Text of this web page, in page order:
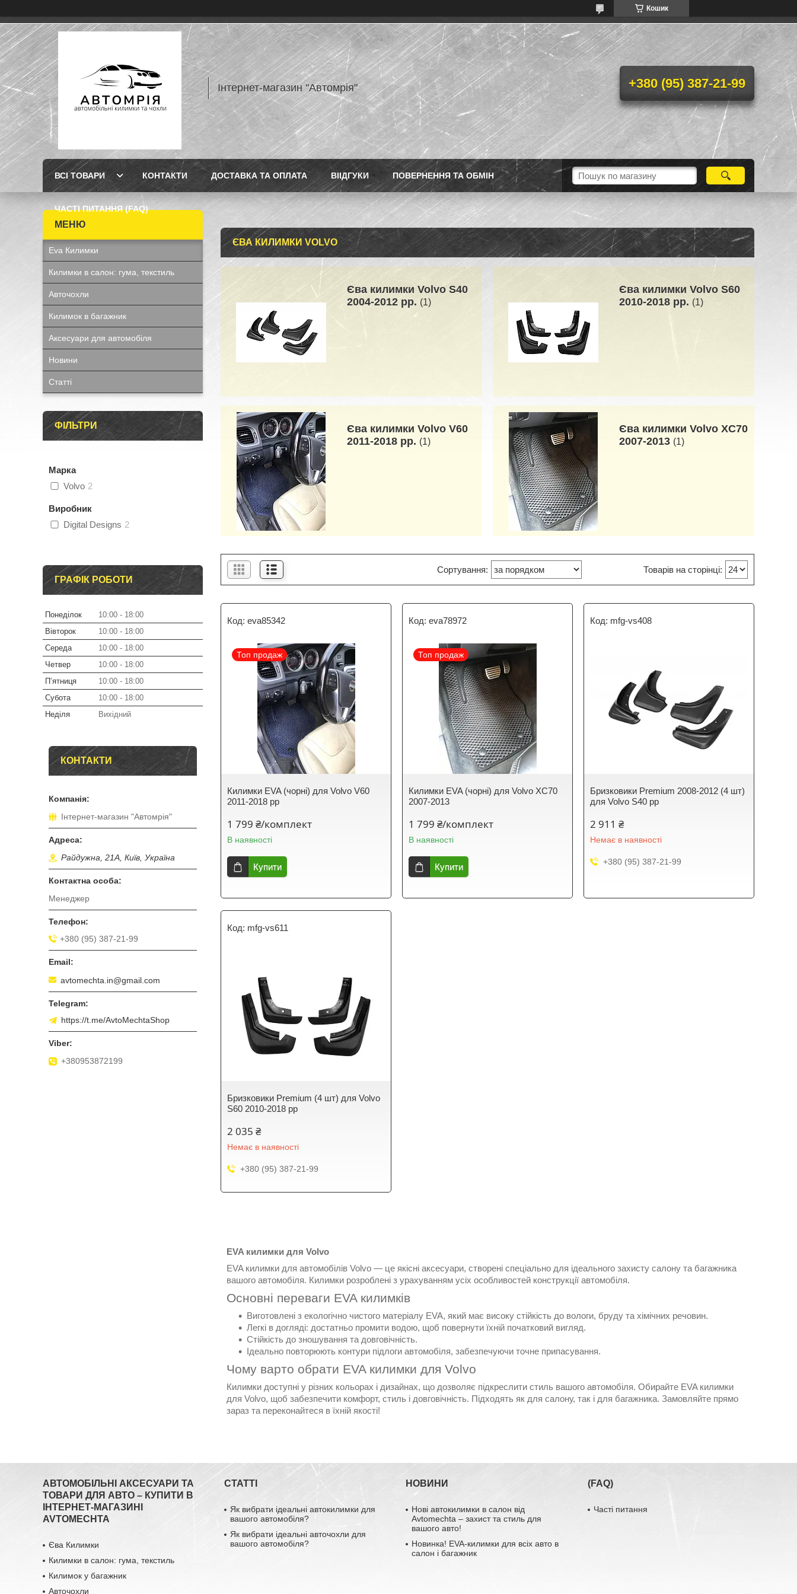
Кошик
Інтернет-магазин "Автомрія" +380 (95) 387-21-99
ВСІ ТОВАРИ КОНТАКТИ ДОСТАВКА ТА ОПЛАТА ВІІДГУКИ ПОВЕРНЕННЯ ТА ОБМІН
ЧАСТІ ПИТАННЯ (FAQ)
ЄВА КИЛИМКИ VOLVO
Єва килимки Volvo S40
2004-2012 рр.
1
Єва килимки Volvo S60
2010-2018 рр.
1
Єва килимки Volvo V60
2011-2018 рр.
1
Єва килимки Volvo XC70
2007-2013
1
eva85342
Топ продаж
Килимки EVA (чорні) для Volvo V60
2011-2018 рр
1 799 ₴/комплект
В наявності
Купити
eva78972
Топ продаж
Килимки EVA (чорні) для Volvo XC70
2007-2013
1 799 ₴/комплект
В наявності
Купити
mfg-vs408
Бризковики Premium 2008-2012 (4 шт)
для Volvo S40 рр
2 911 ₴
Немає в наявності
+380 (95) 387-21-99
mfg-vs611
Бризковики Premium (4 шт) для Volvo
S60 2010-2018 рр
2 035 ₴
Немає в наявності
+380 (95) 387-21-99
EVA килимки для Volvo
EVA килимки для автомобілів Volvo — це якісні аксесуари, створені спеціально для ідеального захисту салону та багажника
вашого автомобіля. Килимки розроблені з урахуванням усіх особливостей конструкції автомобіля.
Основні переваги EVA килимків
Виготовлені з екологічно чистого матеріалу EVA, який має високу стійкість до вологи, бруду та хімічних речовин.
Легкі в догляді: достатньо промити водою, щоб повернути їхній початковий вигляд.
Стійкість до зношування та довговічність.
Ідеально повторюють контури підлоги автомобіля, забезпечуючи точне припасування.
Чому варто обрати EVA килимки для Volvo
Килимки доступні у різних кольорах і дизайнах, що дозволяє підкреслити стиль вашого автомобіля. Обирайте EVA килимки
для Volvo, щоб забезпечити комфорт, стиль і довговічність. Підходять як для салону, так і для багажника. Замовляйте прямо
зараз та переконайтеся в їхній якості!
Eva Килимки
Килимки в салон: гума, текстиль
Авточохли
Килимок в багажник
Аксесуари для автомобіля
Новини
Статті
ФІЛЬТРИ
Марка
Volvo 2
Виробник
Digital Designs 2
ГРАФІК РОБОТИ
Понеділок 10:00
18:00
Вівторок
10:00
18:00
Середа
10:00
18:00
Четвер
10:00
18:00
Пʼятниця
10:00
18:00
Субота
10:00
18:00
Неділя
Вихідний
КОНТАКТИ
Інтернет-магазин "Автомрія"
Райдужна, 21А, Київ, Україна
Менеджер
+380 (95) 387-21-99
avtomechta.in@gmail.com
https://t.me/AvtoMechtaShop
+380953872199
АВТОМОБІЛЬНІ АКСЕСУАРИ ТА
ТОВАРИ ДЛЯ АВТО – КУПИТИ В
ІНТЕРНЕТ-МАГАЗИНІ
AVTOMECHTA
Єва Килимки
Килимки в салон: гума, текстиль
Килимок у багажник
Авточохли
СТАТТІ
Як вибрати ідеальні автокилимки для
вашого автомобіля?
Як вибрати ідеальні авточохли для
вашого автомобіля?
НОВИНИ
Нові автокилимки в салон від
Avtomechta – захист та стиль для
вашого авто!
Новинка! EVA-килимки для всіх авто в
салон і багажник
(FAQ)
Часті питання